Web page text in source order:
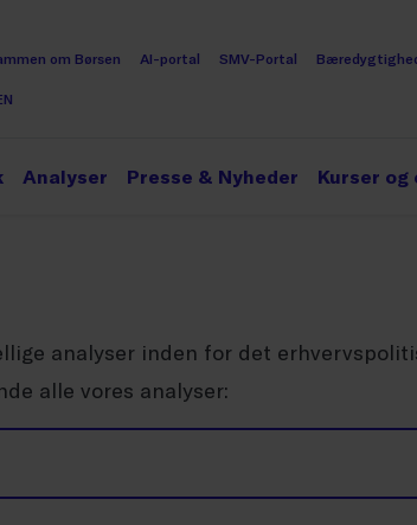
om Børsen AI-portal SMV-Portal
Analyser Presse & Nyheder Kurser og
analyser inden for det
alle vores analyser: